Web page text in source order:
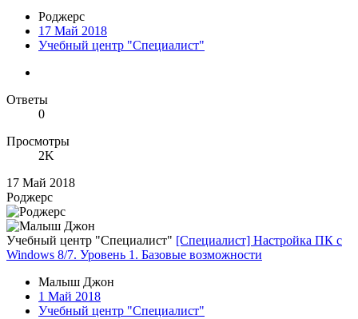
Роджерc
17 Май 2018
Учебный центр "Специалист"
Ответы
0
Просмотры
2K
17 Май 2018
Роджерc
Учебный центр "Специалист" [Специалист] Настройка ПК с
Windows 8/7. Уровень 1. Базовые возможности
Малыш Джон
1 Май 2018
Учебный центр "Специалист"